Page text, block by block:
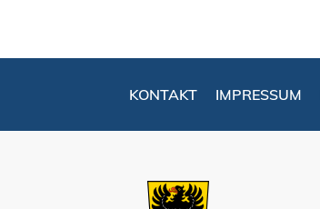
KONTAKT IMPRESSUM